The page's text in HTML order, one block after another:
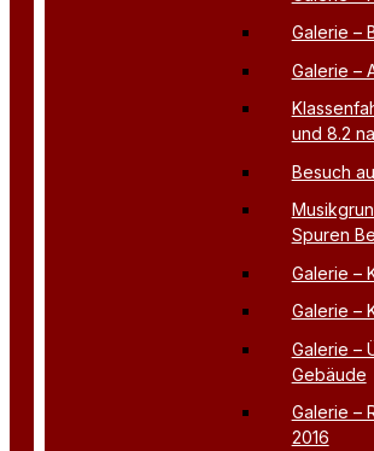
Galerie –
Galerie –
und 8.2
Besuch
Spuren
Galerie –
Galerie –
Galerie –
Gebäude
Galerie –
2016